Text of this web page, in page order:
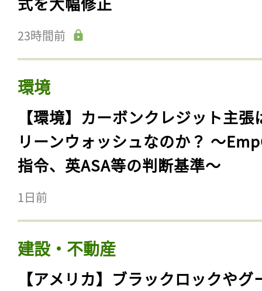
23時間前
環境
【環境】カーボンクレジット主張
リーンウォッシュなのか？ 〜
指令、英ASA等の判断基準〜
1日前
建設・不動産
【アメリカ】ブラックロックやグ